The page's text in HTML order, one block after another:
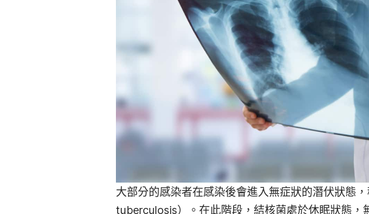
大部分的感染者在感染後會進入無症狀的潛伏狀態
tuberculosis）。在此階段，結核菌處於休眠狀態，